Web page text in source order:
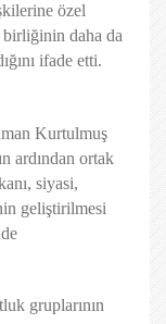
özel
daha da
ifade etti.
Kurtulmuş
ardından ortak
siyasi,
geliştirilmesi
gruplarının